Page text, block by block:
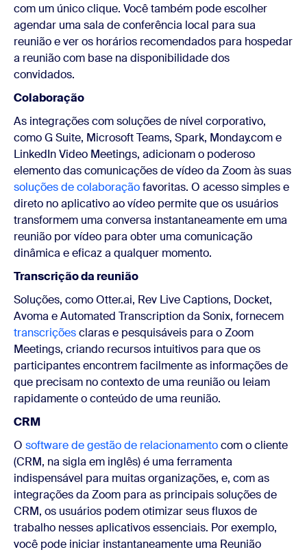
com um único clique. Você também pode escolher
agendar uma sala de conferência local para sua
reunião e ver os horários recomendados para hospedar
a reunião com base na disponibilidade dos
convidados.
Colaboração
As integrações com soluções de nível corporativo,
como G Suite, Microsoft Teams, Spark, Monday.com e
LinkedIn Video Meetings, adicionam o poderoso
elemento das comunicações de vídeo da Zoom às suas
soluções de colaboraçãofavoritas. O acesso simples e
direto no aplicativo ao vídeo permite que os usuários
transformem uma conversa instantaneamente em uma
reunião por vídeo para obter uma comunicação
dinâmica e eficaz a qualquer momento.
Transcrição da reunião
Soluções, como Otter.ai, Rev Live Captions, Docket,
Avoma e Automated Transcription da Sonix, fornecem
transcriçõesclaras e pesquisáveis para o Zoom
Meetings, criando recursos intuitivos para que os
participantes encontrem facilmente as informações de
que precisam no contexto de uma reunião ou leiam
rapidamente o conteúdo de uma reunião.
CRM
O software de gestão de relacionamentocom o cliente
(CRM, na sigla em inglês) é uma ferramenta
indispensável para muitas organizações, e, com as
integrações da Zoom para as principais soluções de
CRM, os usuários podem otimizar seus fluxos de
trabalho nesses aplicativos essenciais. Por exemplo,
você pode iniciar instantaneamente uma Reunião